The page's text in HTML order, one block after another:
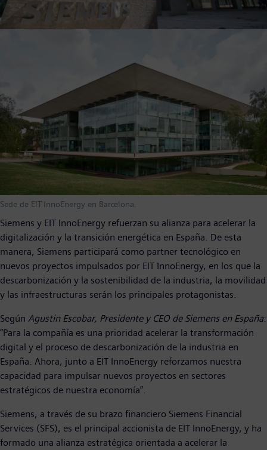
Sede de EIT InnoEnergy en Barcelona.
Siemens y EIT InnoEnergy refuerzan su alianza para acelerar la
digitalización y la transición energética en España. De esta
manera, Siemens participará como partner tecnológico en
nuevos proyectos impulsados por EIT InnoEnergy, en los que la
descarbonización y la sostenibilidad de la industria, la movilidad
y las infraestructuras serán los principales protagonistas.
Según Agustin Escobar, Presidente y CEO de Siemens en España:
“Para la compañía es una prioridad acelerar la transformación
digital y el proceso de descarbonización de la industria en
España. Ahora, junto a EIT InnoEnergy reforzamos nuestra
capacidad para impulsar nuevos proyectos en sectores
estratégicos de nuestra economía”.
Siemens, a través de su brazo financiero Siemens Financial
Services (SFS), es el principal accionista de EIT InnoEnergy, y ha
formado una alianza estratégica orientada a acelerar la